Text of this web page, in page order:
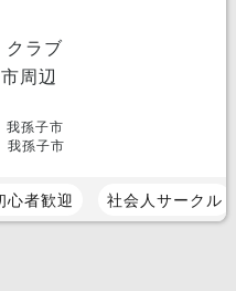
クラブ
周辺
孫子市
我孫子市
心者歓迎 社会人サークル